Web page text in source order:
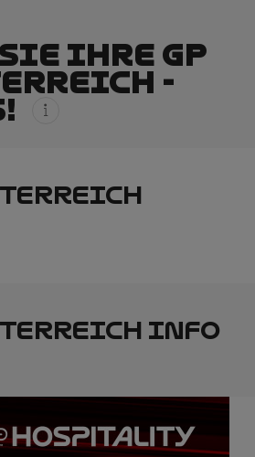
IHRE GP
-
INFO